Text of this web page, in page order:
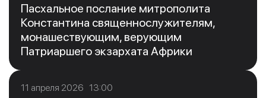
Пасхальное послание митрополита
Константина священнослужителям,
монашествующим, верующим
Патриаршего экзархата Африки
11 апреля 2026 13:00